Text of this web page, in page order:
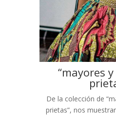
“mayores
De la colección de
prietas”, nos